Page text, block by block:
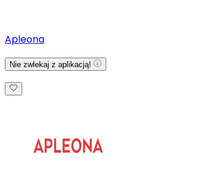
Apleona
Nie zwlekaj z aplikacją!